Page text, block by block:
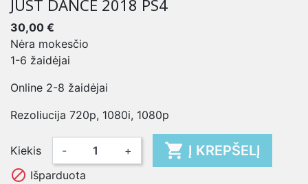
JUST DANCE 2018 PS4
30,00 €
Nėra mokesčio
1-6 žaidėjai
Online 2-8 žaidėjai
Rezoliucija 720p, 1080i, 1080p
Kiekis - +  Į KREPŠELĮ
 Išparduota